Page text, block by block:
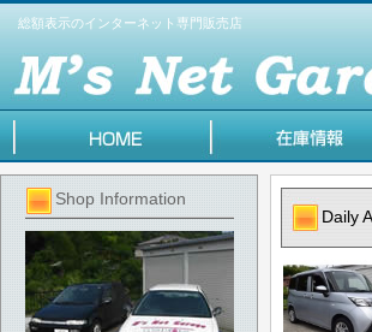
総額表示のインターネット専門販売店
Shop Information
Daily